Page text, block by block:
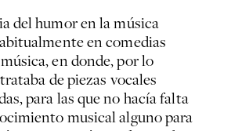
del humor en la música
en comedias
en donde, por lo
de piezas vocales
para las que no hacía falta
musical alguno para